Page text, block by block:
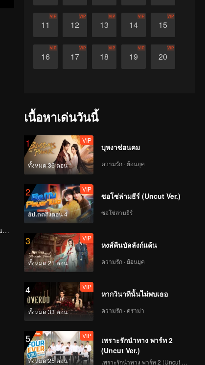
11
VIP
12
VIP
13
VIP
14
VIP
15
VIP
16
VIP
17
VIP
18
VIP
19
VIP
20
VIP
ๆ
เนื้อหาเด่นวันนี้
1
ทั้งหมด 36 ตอน
VIP
บุหงาซ่อนคม
ความรัก · ย้อนยุค
2
อัปเดตถึงตอน 4
VIP
ซอโซ่ล่ามธีร์ (Uncut Ver.)
ซอโซ่ล่ามธีร์
3
ทั้งหมด 21 ตอน
VIP
หงส์คืนบัลลังก์แค้น
ความรัก · ย้อนยุค
4
ทั้งหมด 33 ตอน
VIP
หากวินาทีนั้นไม่พบเธอ
ความรัก · ดราม่า
5
ทั้งหมด 25 ตอน
VIP
เพราะรักนำทาง พาร์ท 2
(Uncut Ver.)